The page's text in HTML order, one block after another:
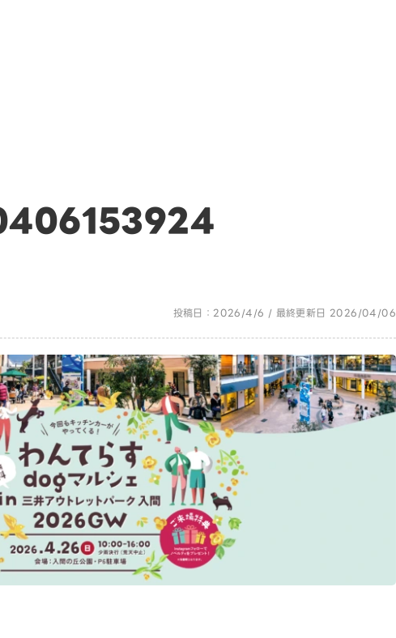
投稿日：2026/4/6 / 最終更新日 2026/04/06